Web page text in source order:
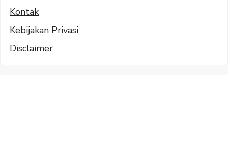
Kontak
Kebijakan Privasi
Disclaimer